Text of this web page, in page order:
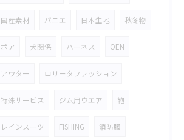
国産素材 パニエ 日本生地 秋冬物
ボア 犬関係 ハーネス OEN
アウター ロリータファッション
特殊サービス ジム用ウエア 鞄
レインスーツ FISHING 消防服